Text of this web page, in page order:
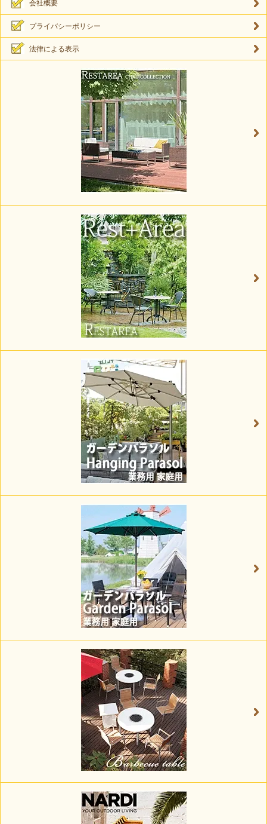
会社概要
プライバシーポリシー
法律による表示